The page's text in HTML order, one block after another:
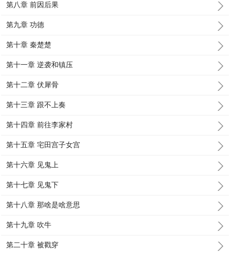
第八章 前因后果
第九章 功德
第十章 秦楚楚
第十一章 逆袭和镇压
第十二章 伏犀骨
第十三章 跟不上奏
第十四章 前往李家村
第十五章 宅田宫子女宫
第十六章 见鬼上
第十七章 见鬼下
第十八章 那啥是啥意思
第十九章 吹牛
第二十章 被戳穿